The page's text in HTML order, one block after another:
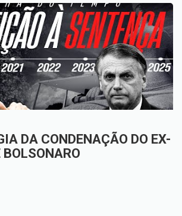
DA CONDENAÇÃO DO EX-
BOLSONARO